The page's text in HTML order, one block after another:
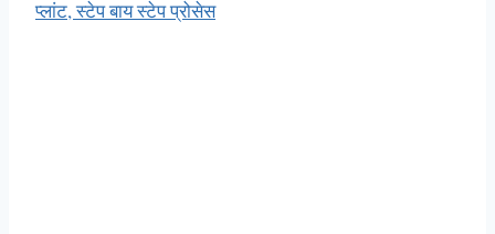
प्लांट, स्टेप बाय स्टेप प्रोसेस